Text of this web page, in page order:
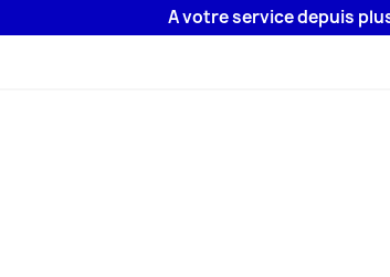
A votre service depuis plus de